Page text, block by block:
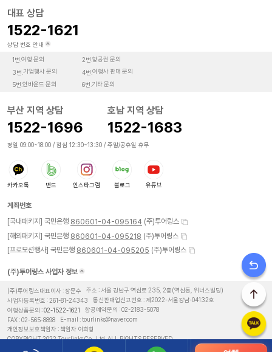
대표 상담
1522-1621
상담 번호 안내
1번. 여행 문의 2번. 항공권 문의
3번. 기업행사 문의 4번. 여행사 판매 문의
5번. 인바운드 문의 6번. 기타 문의
부산 지역 상담
1522-1696
호남 지역 상담
1522-1683
평일 09:00~18:00 / 점심 12:30~13:30 / 주말/공휴일 휴무
카카오톡 밴드 인스타그램 블로그 유튜브
계좌번호
[국내패키지] 국민은행 860601-04-095164 (주)투어링스
[해외패키지] 국민은행 860601-04-095218 (주)투어링스
[프로모션행사] 국민은행 860601-04-095205 (주)투어링스
(주)투어링스 사업자 정보
(주)투어링스대표이사 : 장문수
주소 : 서울 강남구 역삼로 235, 2층(역삼동, 위너스빌딩)
사업자등록번호 : 261-81-24343
통신판매업신고번호 : 제2022-서울강남-04132호
여행상품문의 :02-1522-1621 항공예약문의 :02-2183-5078
FAX : 02-565-8898
E-mail : tourlinks@naver.com
개인정보보호책임자 : 책임자 이희형
COPYRIGHT 2022 Tourlinks Co., Ltd. ALL RIGHTS RESERVED.